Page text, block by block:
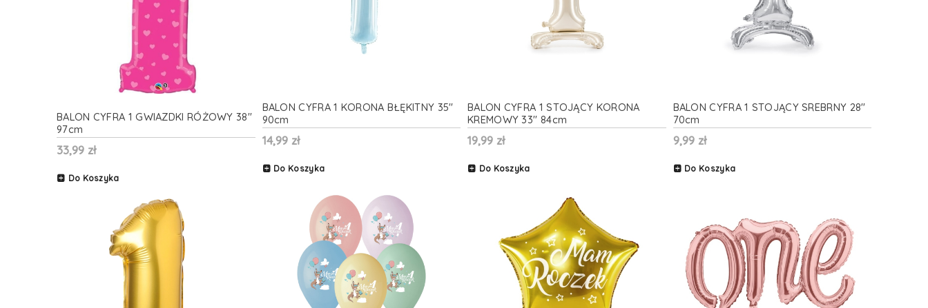
BALON CYFRA 1 GWIAZDKI RÓŻOWY 38''
97cm
33,99 zł
Do Koszyka
BALON CYFRA 1 KORONA BŁĘKITNY 35''
90cm
14,99 zł
Do Koszyka
BALON CYFRA 1 STOJĄCY KORONA
KREMOWY 33'' 84cm
19,99 zł
Do Koszyka
BALON CYFRA 1 STOJĄCY SREBRNY 28''
70cm
9,99 zł
Do Koszyka